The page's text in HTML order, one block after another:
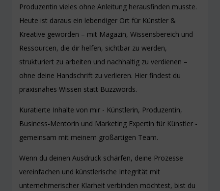
Produzentin vieles ohne Anleitung herausfinden musste.
Heute ist daraus ein lebendiger Ort für Künstler &
Kreative geworden – mit Magazin, Wissensbereich und
Ressourcen, die dir helfen, sichtbar zu werden,
strukturiert zu arbeiten und nachhaltig zu verdienen –
ohne deine Handschrift zu verlieren. Hier findest du
praxisnahes Wissen statt Buzzwords.
Kuratierte Inhalte von mir - Künstlerin, Produzentin,
Business-Mentorin und Marketing Expertin für Künstler -
gemeinsam mit meinem großartigen Team.
Wenn du deinen Ausdruck schärfen, deine Prozesse
vereinfachen und künstlerische Integrität mit
unternehmerischer Klarheit verbinden möchtest, bist du